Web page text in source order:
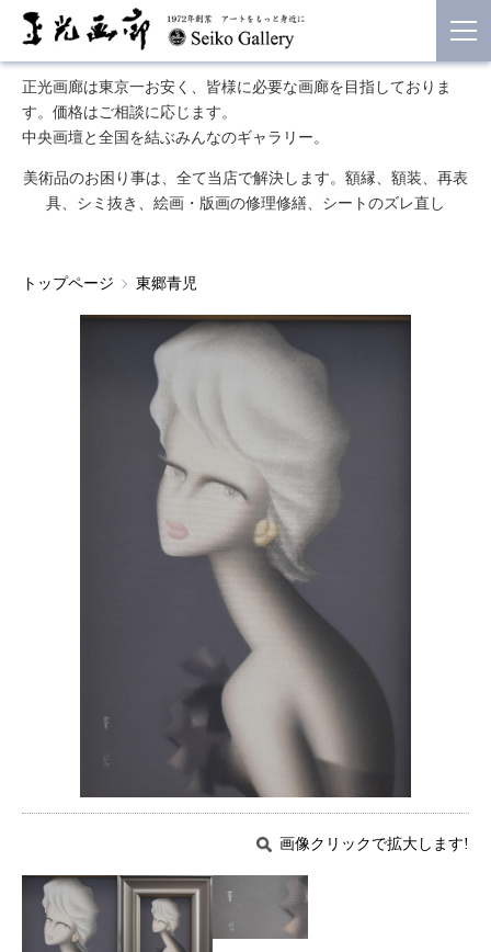
正光画廊は東京一お安く、皆様に必要な画廊を目指しておりま
す。価格はご相談に応じます。
中央画壇と全国を結ぶみんなのギャラリー。
美術品のお困り事は、全て当店で解決します。額縁、額装、再表
具、シミ抜き、絵画・版画の修理修繕、シートのズレ直し
トップページ 東郷青児
画像クリックで拡大します!